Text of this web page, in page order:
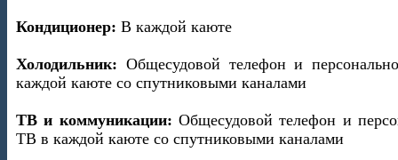
Кондиционер: В каждой каюте
Холодильник: Общесудовой телефон и
каждой каюте со спутниковыми каналами
ТВ и коммуникации: Общесудовой телефон и
ТВ в каждой каюте со спутниковыми каналами